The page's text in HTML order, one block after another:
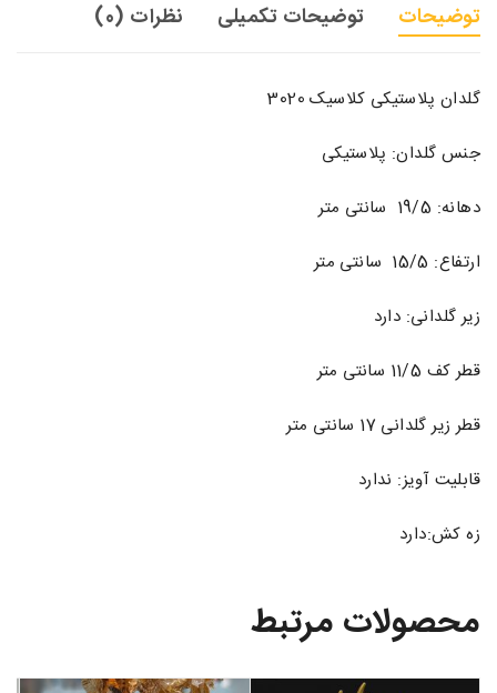
توضیحات توضیحات تکمیلی نظرات (0)
گلدان پلاستیکی کلاسیک 3020
جنس گلدان: پلاستیکی
دهانه: 19/5 سانتی متر
ارتفاع: 15/5 سانتی متر
زیر گلدانی: دارد
قطر کف 11/5 سانتی متر
قطر زیر گلدانی 17 سانتی متر
قابلیت آویز: ندارد
زه کش:دارد
محصولات مرتبط